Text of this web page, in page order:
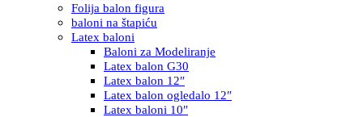
Folija balon figura
baloni na štapiću
Latex baloni
Baloni za Modeliranje
Latex balon G30
Latex balon 12″
Latex balon ogledalo 12″
Latex baloni 10″